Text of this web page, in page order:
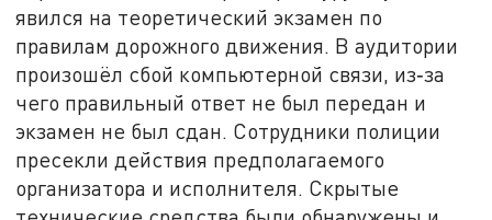
явился на теоретический экзамен по
правилам дорожного движения. В аудитории
произошёл сбой компьютерной связи, из‑за
чего правильный ответ не был передан и
экзамен не был сдан. Сотрудники полиции
пресекли действия предполагаемого
организатора и исполнителя. Скрытые